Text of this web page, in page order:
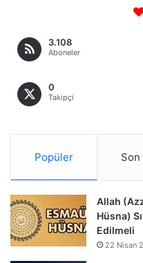
3.108
Aboneler
0
Takipçi
Popüler Son
Allah
Hüsna)
Edilmeli
22 Nisan